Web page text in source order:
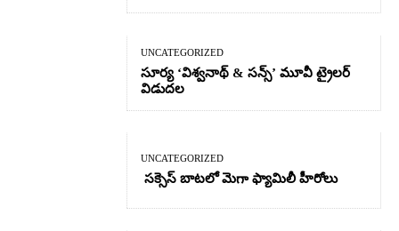
UNCATEGORIZED
సూర్య ‘విశ్వనాథ్ & సన్స్’ మూవీ ట్రైలర్
విడుదల
UNCATEGORIZED
సక్సెస్ బాటలో మెగా ఫ్యామిలీ హీరోలు